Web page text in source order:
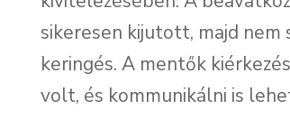
sikeresen kijutott, majd
keringés. A mentők
volt, és kommunikálni is